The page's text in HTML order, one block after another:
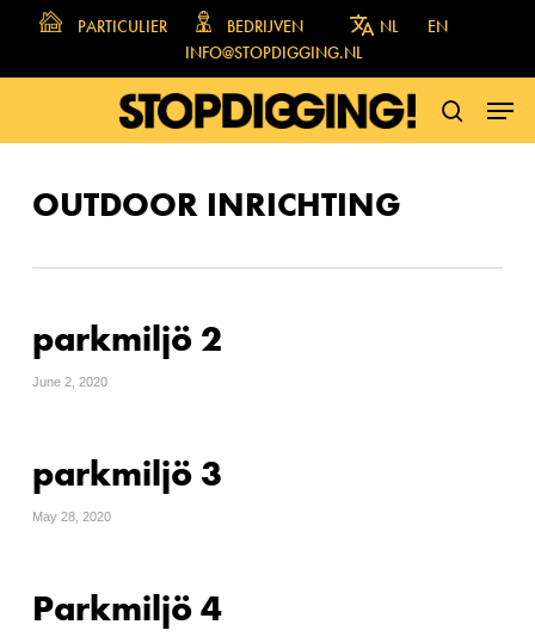
main
PARTICULIER BEDRIJVEN NL
EN
INFO@STOPDIGGING.NL
OUTDOOR INRICHTING
parkmiljö 2
June 2, 2020
parkmiljö 3
May 28, 2020
Parkmiljö 4